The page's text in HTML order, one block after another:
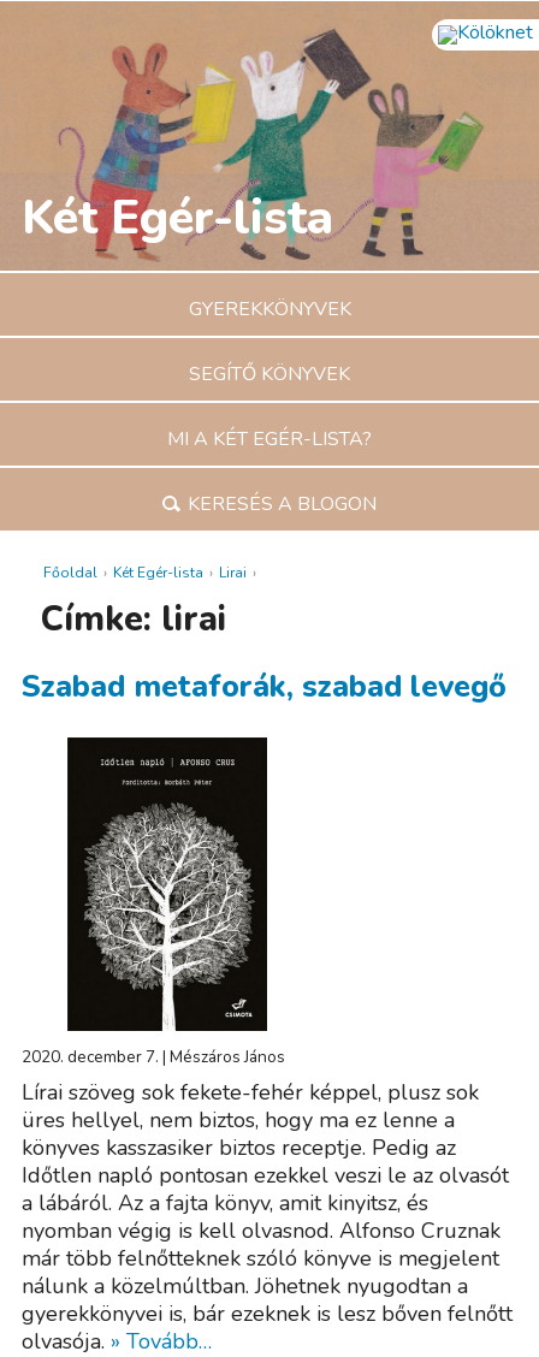
Két Egér-lista
GYEREK­KÖNYVEK
SEGÍTŐ KÖNYVEK
MI A KÉT EGÉR-LISTA?
KERESÉS A BLOGON
Főoldal › Két Egér-lista › Lirai ›
Címke: lirai
Szabad metaforák, szabad levegő
2020. december 7. | Mészáros János
Lírai szöveg sok fekete-fehér képpel, plusz sok
üres hellyel, nem biztos, hogy ma ez lenne a
könyves kasszasiker biztos receptje. Pedig az
Időtlen napló pontosan ezekkel veszi le az olvasót
a lábáról. Az a fajta könyv, amit kinyitsz, és
nyomban végig is kell olvasnod. Alfonso Cruznak
már több felnőtteknek szóló könyve is megjelent
nálunk a közelmúltban. Jöhetnek nyugodtan a
gyerekkönyvei is, bár ezeknek is lesz bőven felnőtt
olvasója. » Tovább…